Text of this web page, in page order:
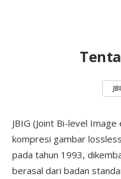
JBIG (Joint Bi-level
kompresi gambar
pada tahun 1993,
berasal dari badan